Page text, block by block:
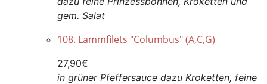
gem. Salat
108. Lammfilets "Columbus" (A,C,G)
27,90€
in grüner Pfeffersauce dazu Kroketten, feine